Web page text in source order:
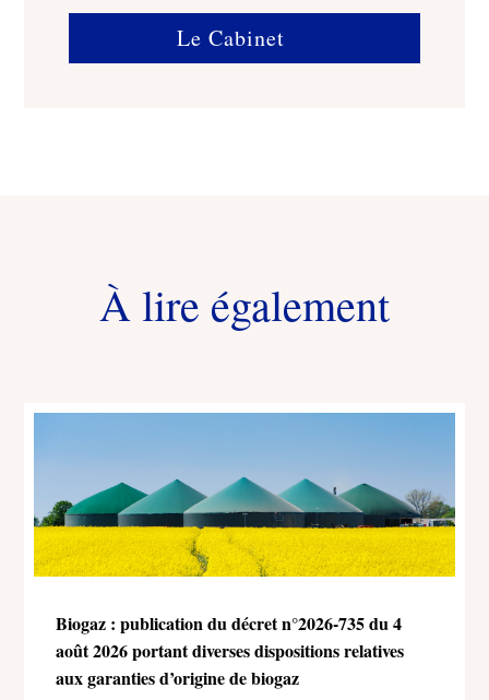
Le Cabinet
À lire également
Biogaz : publication du décret n°2026-735 du 4
août 2026 portant diverses dispositions relatives
aux garanties d’origine de biogaz